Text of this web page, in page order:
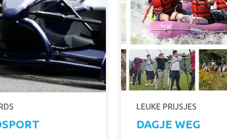
LEUKE PRIJSJES
DAGJE WEG